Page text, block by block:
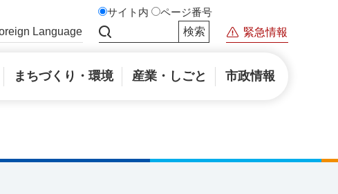
Language
サイト内 ページ番号
緊急情報
まちづくり・環境 産業・しごと 市政情報